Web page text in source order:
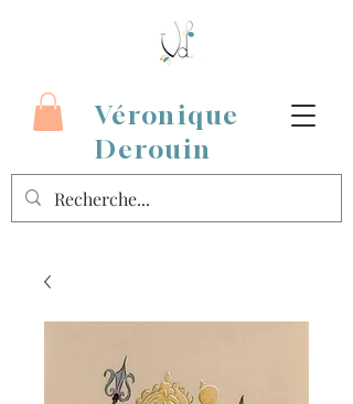
Véronique
Derouin